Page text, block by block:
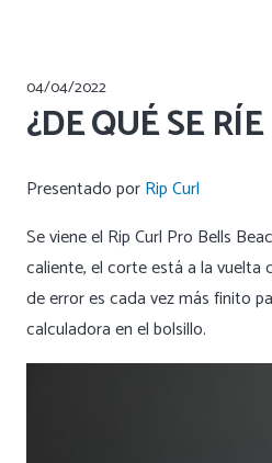
04/04/2022
¿DE QUÉ SE
Presentado porRip Curl
Se viene el Rip Curl Pro Bells
caliente, el corte está a la vuelta
de error es cada vez más finito
calculadora en el bolsillo.